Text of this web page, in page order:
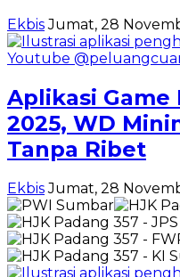
Ekbis Jumat, 28
Aplikasi Game
2025, WD
Tanpa Ribet
Ekbis Jumat, 28